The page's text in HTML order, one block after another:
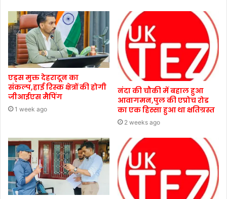
एड्स मुक्त देहरादून का
संकल्प,हाई रिस्क क्षेत्रों की होगी
जीआईएस मैपिंग
1 week ago
नंदा की चौकी में बहाल हुआ
आवागमन,पुल की एप्रोच रोड
का एक हिस्सा हुआ था क्षतिग्रस्त
2 weeks ago